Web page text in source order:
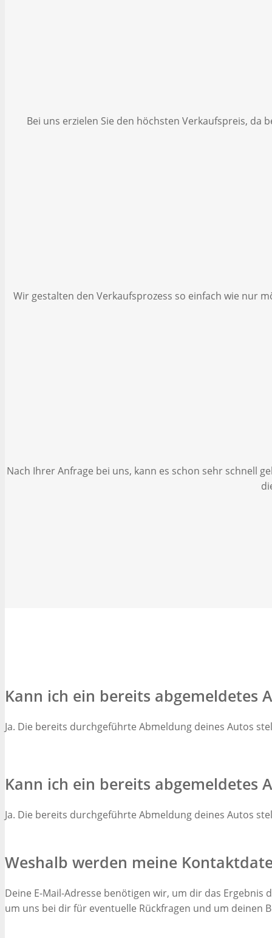
Bei uns erzielen Sie den höchsten Verkaufspreis,
Wir gestalten den Verkaufsprozess so einfach wie nur
Nach Ihrer Anfrage bei uns, kann es schon sehr schnell
Kann ich ein bereits abgemeldetes
Ja. Die bereits durchgeführte Abmeldung deines Autos
Kann ich ein bereits abgemeldetes
Ja. Die bereits durchgeführte Abmeldung deines Autos
Weshalb werden meine
Deine E-Mail-Adresse benötigen wir, um dir das
um uns bei dir für eventuelle Rückfragen und um deinen